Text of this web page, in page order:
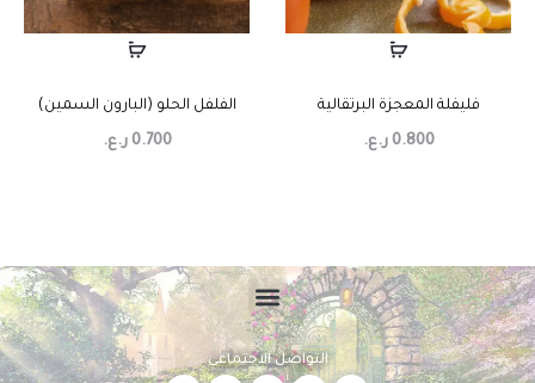
فليفلة المعجزة البرتقالية
0.800 ر.ع.
الفلفل الحلو (البارون السمين)
0.700 ر.ع.
التواصل الاجتماعي